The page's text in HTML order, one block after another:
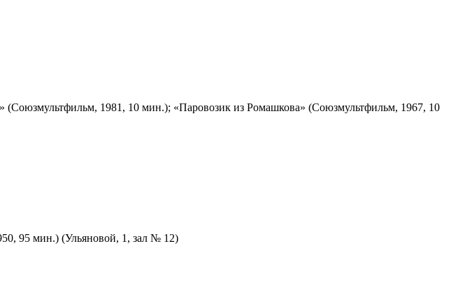
1981, 10 мин.); «Паровозик из Ромашкова» (Союзмультфильм, 1967, 10
95 мин.) (Ульяновой, 1, зал № 12)